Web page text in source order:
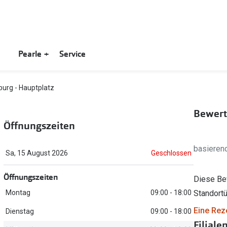
Pearle + Service
- Hauptplatz
Öffnungszeiten
Sa, 15 August 2026 Geschlossen
Öffnungszeiten
Montag 09:00 - 18:00
Dienstag 09:00 - 18:00
Diese
Eine